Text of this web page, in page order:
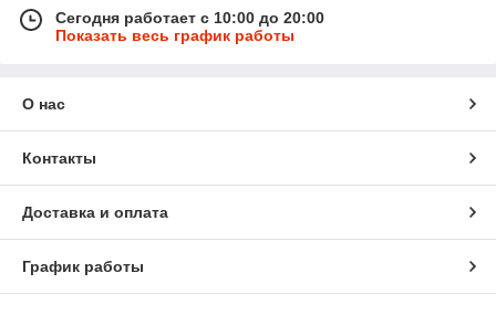
Сегодня работает с 10:00 до 20:00
Показать весь график работы
О нас
Контакты
Доставка и оплата
График работы